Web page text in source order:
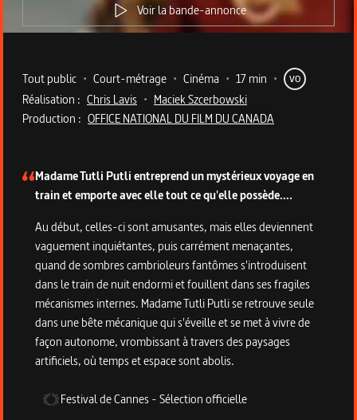
Voir la bande-annonce
Metadata du programme
Tout public • Court-métrage • Cinéma • 17 min • VO
Réalisation : Chris Lavis • Maciek Szcerbowski
Production : OFFICE NATIONAL DU FILM DU CANADA
Madame Tutli Putli entreprend un mystérieux voyage en
train et emporte avec elle tout ce qu'elle possède….
Au début, celles-ci sont amusantes, mais elles deviennent
vaguement inquiétantes, puis carrément menaçantes,
quand de sombres cambrioleurs fantômes s'introduisent
dans le train de nuit endormi et fouillent dans ses fragiles
mécanismes internes. Madame Tutli Putli se retrouve seule
dans une bête mécanique qui s'éveille et se met à vivre de
façon autonome, vrombissant à travers des paysages
artificiels, où temps et espace sont abolis.
Festival de Cannes-Sélection officielle